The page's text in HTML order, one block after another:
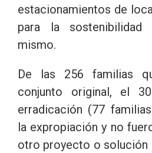
estacionamientos de
para la sostenibilidad
mismo.
De las 256 familias
conjunto original, el
erradicación (77
la expropiación y no
otro proyecto o solución